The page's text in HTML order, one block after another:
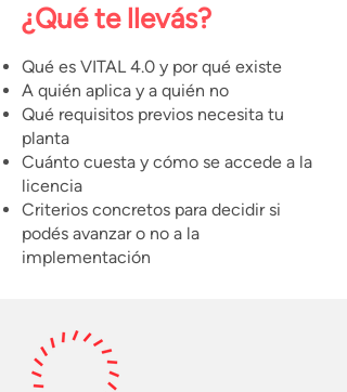
¿Qué te llevás?
Qué es VITAL 4.0 y por qué existe
A quién aplica y a quién no
Qué requisitos previos necesita tu
planta
Cuánto cuesta y cómo se accede a la
licencia
Criterios concretos para decidir si
podés avanzar o no a la
implementación